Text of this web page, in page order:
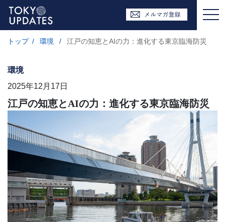
トップ / 環境 / 江戸の知恵とAIの力：進化する東京臨海防災
環境
2025年12月17日
江戸の知恵とAIの力：進化する東京臨海防災